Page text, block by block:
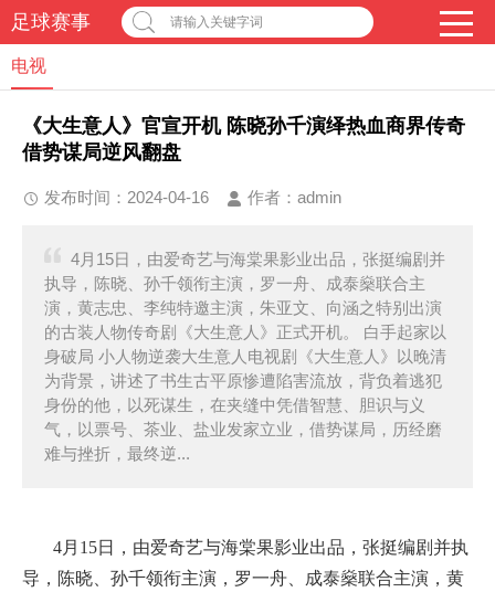
足球赛事 请输入关键字词
电视
《大生意人》官宣开机 陈晓孙千演绎热血商界传奇
借势谋局逆风翻盘
发布时间：2024-04-16 作者： admin
4月15日，由爱奇艺与海棠果影业出品，张挺编剧并
执导，陈晓、孙千领衔主演，罗一舟、成泰燊联合主
演，黄志忠、李纯特邀主演，朱亚文、向涵之特别出演
的古装人物传奇剧《大生意人》正式开机。 白手起家以
身破局 小人物逆袭大生意人电视剧《大生意人》以晚清
为背景，讲述了书生古平原惨遭陷害流放，背负着逃犯
身份的他，以死谋生，在夹缝中凭借智慧、胆识与义
气，以票号、茶业、盐业发家立业，借势谋局，历经磨
难与挫折，最终逆...
4月15日，由爱奇艺与海棠果影业出品，张挺编剧并执
导，陈晓、孙千领衔主演，罗一舟、成泰燊联合主演，黄